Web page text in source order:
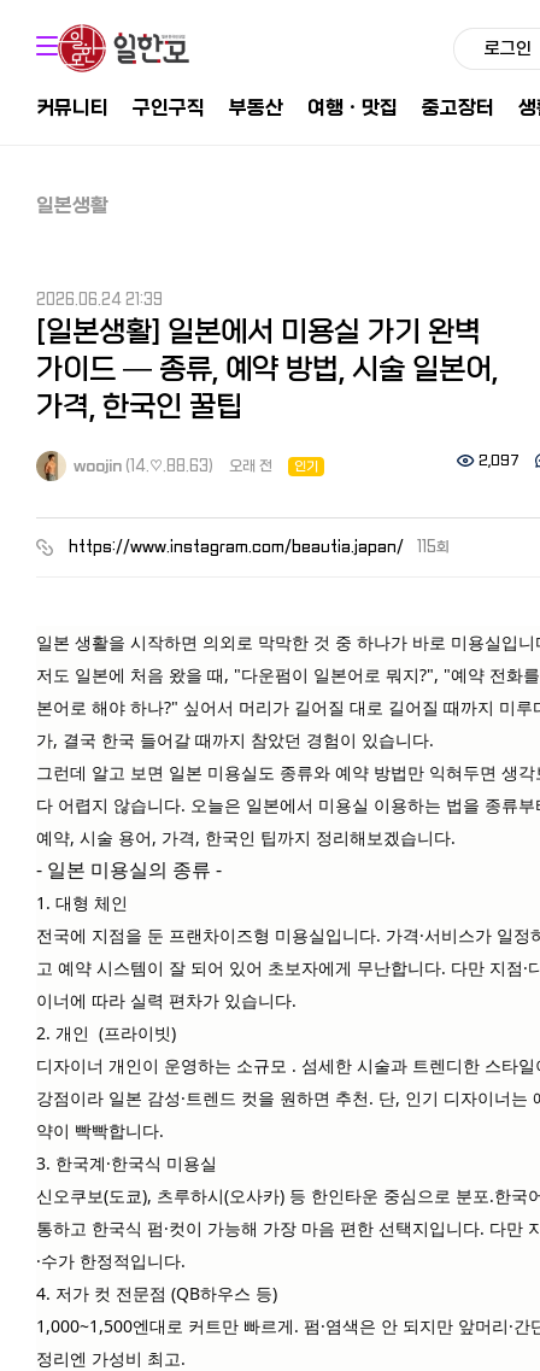
로그인
커뮤니티 구인구직 부동산 여행ㆍ맛집 중고장터
일본생활
2026.06.24 21:39
[일본생활] 일본에서 미용실 가기 완벽
가이드 — 종류, 예약 방법, 시술 일본어,
가격, 한국인 꿀팁
woojin (14.♡.88.63) 오래 전 인기 2,097
https://www.instagram.com/beautia.japan/ 115회
일본 생활을 시작하면 의외로 막막한 것 중 하나가 바로 미용실입니
저도 일본에 처음 왔을 때, "다운펌이 일본어로 뭐지?", "예약 전화
본어로 해야 하나?" 싶어서 머리가 길어질 대로 길어질 때까지 미루
가, 결국 한국 들어갈 때까지 참았던 경험이 있습니다.
그런데 알고 보면 일본 미용실도 종류와 예약 방법만 익혀두면 생각
다 어렵지 않습니다. 오늘은 일본에서 미용실 이용하는 법을 종류부
예약, 시술 용어, 가격, 한국인 팁까지 정리해보겠습니다.
- 일본 미용실의 종류 -
1. 대형 체인
전국에 지점을 둔 프랜차이즈형 미용실입니다. 가격·서비스가 일정
고 예약 시스템이 잘 되어 있어 초보자에게 무난합니다. 다만 지점·
이너에 따라 실력 편차가 있습니다.
2. 개인 (프라이빗)
디자이너 개인이 운영하는 소규모 . 섬세한 시술과 트렌디한 스타일
강점이라 일본 감성·트렌드 컷을 원하면 추천. 단, 인기 디자이너는
약이 빡빡합니다.
3. 한국계·한국식 미용실
신오쿠보(도쿄), 츠루하시(오사카) 등 한인타운 중심으로 분포.한국
통하고 한국식 펌·컷이 가능해 가장 마음 편한 선택지입니다. 다만
·수가 한정적입니다.
4. 저가 컷 전문점 (QB하우스 등)
1,000~1,500엔대로 커트만 빠르게. 펌·염색은 안 되지만 앞머리·간
정리엔 가성비 최고.